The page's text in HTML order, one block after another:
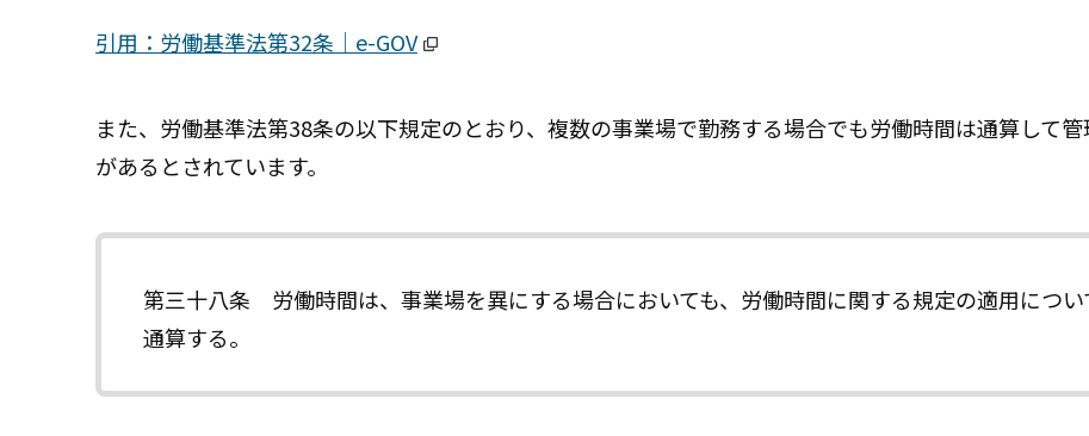
引用：労働基準法第32条｜e-GOV
また、労働基準法第38条の以下規定のとおり、複数の事業場で勤務する場合でも労働時間は通算して
があるとされています。
第三十八条 労働時間は、事業場を異にする場合においても、労働時間に関する規定の適用につい
通算する。